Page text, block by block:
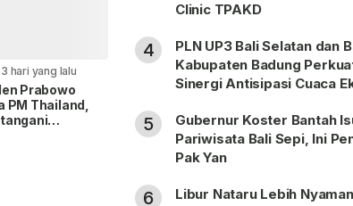
3 hari yang lalu
Prabowo
PM Thailand,
Clinic TPAKD
4
PLN UP3 Bali Selatan dan
Kabupaten Badung
Sinergi Antisipasi Cuaca
5
Gubernur Koster Bantah
Pariwisata Bali Sepi, Ini
Pak Yan
6
Libur Nataru Lebih